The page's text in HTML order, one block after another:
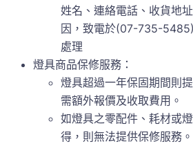
姓名、連絡電話、收貨地
因，致電於(07-735-
處理
燈具商品保修服務：
燈具超過一年保固期間則
需額外報價及收取費用。
如燈具之零配件、耗材或
得，則無法提供保修服務。